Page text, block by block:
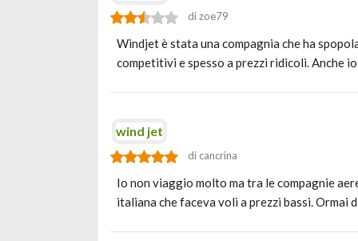
di zoe79
Windjet è stata una compagnia che ha
competitivi e spesso a prezzi ridicoli. Anche
wind jet
di cancrina
Io non viaggio molto ma tra le compagnie
italiana che faceva voli a prezzi bassi. Ormai